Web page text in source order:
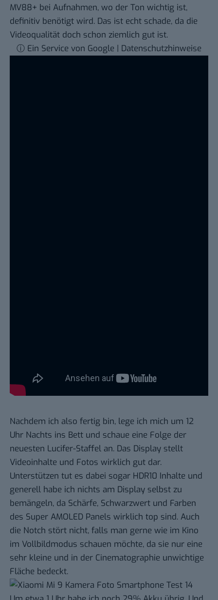
MV88+ bei Aufnahmen, wo der Ton wichtig ist,
definitiv benötigt wird. Das ist echt schade, da die
Videoqualität doch schon ziemlich gut ist.
ⓘ Ein Service von Google | Datenschutzhinweise
Nachdem ich also fertig bin, lege ich mich um 12
Uhr Nachts ins Bett und schaue eine Folge der
neuesten Lucifer-Staffel an. Das Display stellt
Videoinhalte und Fotos wirklich gut dar.
Unterstützen tut es dabei sogar HDR10 Inhalte und
generell habe ich nichts am Display selbst zu
bemängeln, da Schärfe, Schwarzwert und Farben
des Super AMOLED Panels wirklich top sind. Auch
die Notch stört nicht, falls man gerne wie im Kino
im Vollbildmodus schauen möchte, da sie nur eine
sehr kleine und in der Cinematographie unwichtige
Fläche bedeckt.